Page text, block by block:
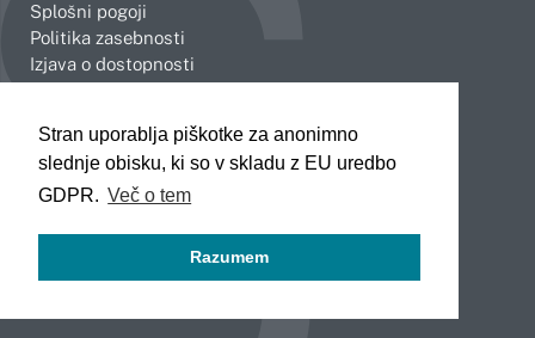
Stran uporablja piškotke za anonimno
slednje obisku, ki so v skladu z EU uredbo
GDPR. Več o tem
Razumem
Splošni pogoji
Politika zasebnosti
Izjava o dostopnosti
Celje
Koper
Kranj
Novo mesto
Slovenj Gradec